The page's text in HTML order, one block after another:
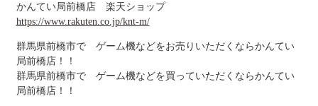
かんてい局前橋店 楽天ショップ
https://www.rakuten.co.jp/knt-m/
群馬県前橋市で ゲーム機などをお売りいただくならかんてい
局前橋店！！
群馬県前橋市で ゲーム機などを買っていただくならかんてい
局前橋店！！